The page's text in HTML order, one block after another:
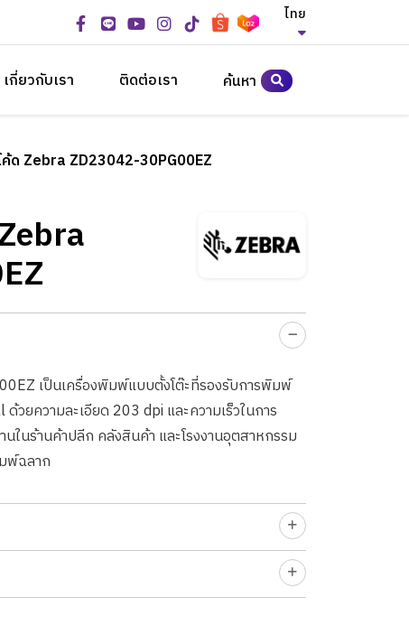
ไทย
เกี่ยวกับเรา ติดต่อเรา ค้นหา
ด Zebra ZD23042-30PG00EZ
เป็นเครื่องพิมพ์แบบตั้งโต๊ะที่รองรับการพิมพ์
ยความละเอียด 203 dpi และความเร็วในการ
ในร้านค้าปลีก คลังสินค้า และโรงงานอุตสาหกรรม
พ์ฉลาก